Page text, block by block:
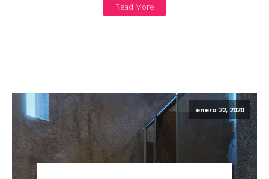
Read More
enero 22, 2020